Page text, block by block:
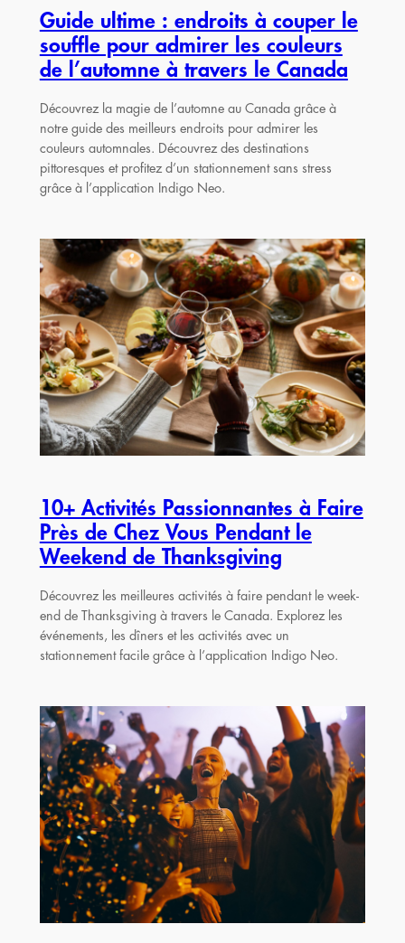
Guide ultime : endroits à couper le
souffle pour admirer les couleurs
de l’automne à travers le Canada
Découvrez la magie de l’automne au Canada grâce à
notre guide des meilleurs endroits pour admirer les
couleurs automnales. Découvrez des destinations
pittoresques et profitez d’un stationnement sans stress
grâce à l’application Indigo Neo.
10+ Activités Passionnantes à Faire
Près de Chez Vous Pendant le
Weekend de Thanksgiving
Découvrez les meilleures activités à faire pendant le week-
end de Thanksgiving à travers le Canada. Explorez les
événements, les dîners et les activités avec un
stationnement facile grâce à l’application Indigo Neo.